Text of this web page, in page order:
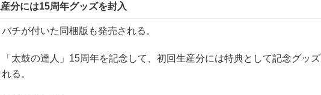
分には15周年グッズを封入
チが付いた同梱版も発売される。
太鼓の達人」15周年を記念して、初回生産分には特典として記念グッズ
る。